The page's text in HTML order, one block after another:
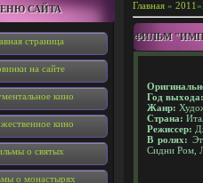
САЙТА
страница
на сайте
кино
кино
о святых
о монастырях
Главная » 2011»
ФИЛЬМ
Год выхода:
Жанр:
Страна:
Режиссер:
В ролях:
Сидни Ром,